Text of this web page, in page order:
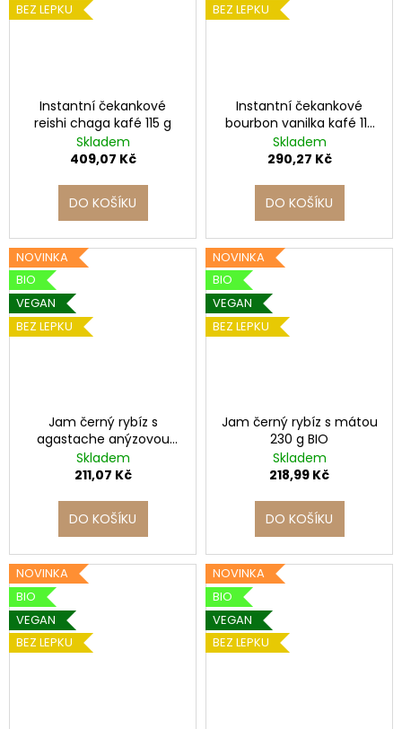
BEZ LEPKU
Instantní čekankové
reishi chaga kafé 115 g
Skladem
409,07 Kč
DO KOŠÍKU
BEZ LEPKU
Instantní čekankové
bourbon vanilka kafé 115
g
Skladem
290,27 Kč
DO KOŠÍKU
NOVINKA
BIO
VEGAN
BEZ LEPKU
Jam černý rybíz s
agastache anýzovou
230 g BIO
Skladem
211,07 Kč
DO KOŠÍKU
NOVINKA
BIO
VEGAN
BEZ LEPKU
Jam černý rybíz s mátou
230 g BIO
Skladem
218,99 Kč
DO KOŠÍKU
NOVINKA
BIO
VEGAN
BEZ LEPKU
NOVINKA
BIO
VEGAN
BEZ LEPKU